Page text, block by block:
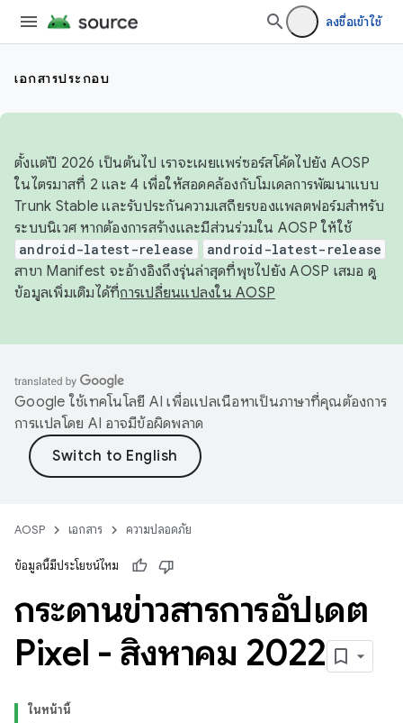
ลงชื่อเข้าใช้
เอกสารประกอบ
ตั้งแต่ปี 2026 เป็นต้นไป เราจะเผยแพร่ซอร์สโค้ดไปยัง AOSP
ในไตรมาสที่ 2 และ 4 เพื่อให้สอดคล้องกับโมเดลการพัฒนาแบบ
Trunk Stable และรับประกันความเสถียรของแพลตฟอร์มสำหรับ
ระบบนิเวศ หากต้องการสร้างและมีส่วนร่วมใน AOSP ให้ใช้
android-latest-release android-latest-release
สาขา Manifest จะอ้างอิงถึงรุ่นล่าสุดที่พุชไปยัง AOSP เสมอ ดู
ข้อมูลเพิ่มเติมได้ที่การเปลี่ยนแปลงใน AOSP
Google ใช้เทคโนโลยี AI เพื่อแปลเนื้อหาเป็นภาษาที่คุณต้องการ
การแปลโดย AI อาจมีข้อผิดพลาด
AOSP เอกสาร ความปลอดภัย
ข้อมูลนี้มีประโยชน์ไหม
กระดานข่าวสารการอัปเดต
Pixel - สิงหาคม 2022
ในหน้านี้